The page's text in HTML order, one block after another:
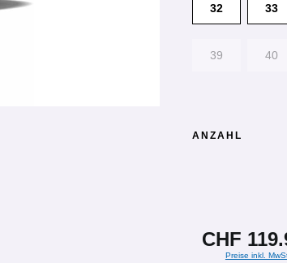
32 33
39 40
ANZAHL
CHF
Preise inkl.